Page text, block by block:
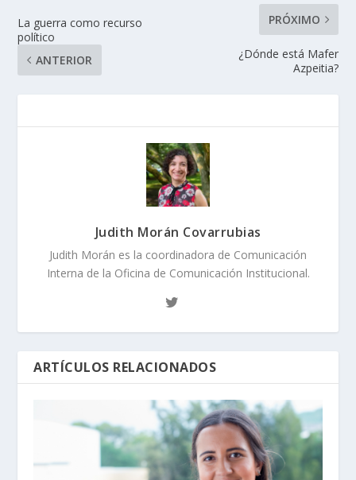
La guerra como recurso
político
ANTERIOR
PRÓXIMO
¿Dónde está Mafer
Azpeitia?
Judith Morán Covarrubias
Judith Morán es la coordinadora de Comunicación
Interna de la Oficina de Comunicación Institucional.
ARTÍCULOS RELACIONADOS